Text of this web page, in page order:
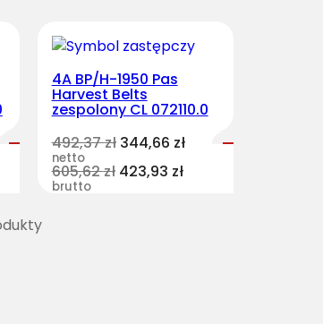
4A BP/H-1950 Pas
Harvest Belts
zespolony CL 072110.0
492,37zł 344,66 zł
netto
605,62zł 423,93 zł
brutto